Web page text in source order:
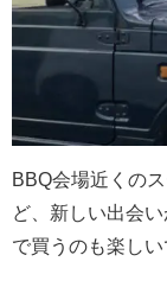
BBQ会場近くの
ど、新しい出会
で買うのも楽しい